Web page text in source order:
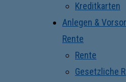
Kreditkarten
Anlegen &
Rente
Rente
Gesetzliche